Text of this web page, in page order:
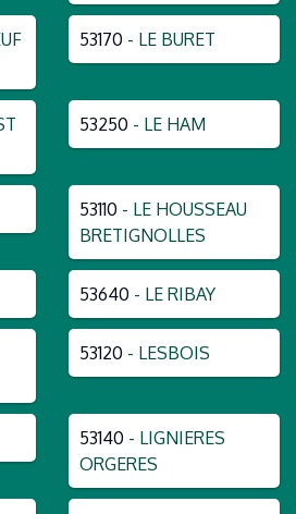
53170 - LE BURET
53250 - LE HAM
53110 - LE HOUSSEAU
BRETIGNOLLES
53640 - LE RIBAY
53120 - LESBOIS
53140 - LIGNIERES
ORGERES